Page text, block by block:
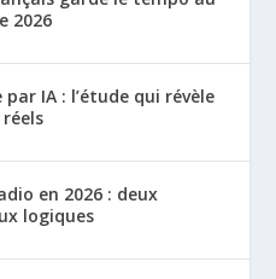
2026
IA : l’étude qui révèle
en 2026 : deux
logiques